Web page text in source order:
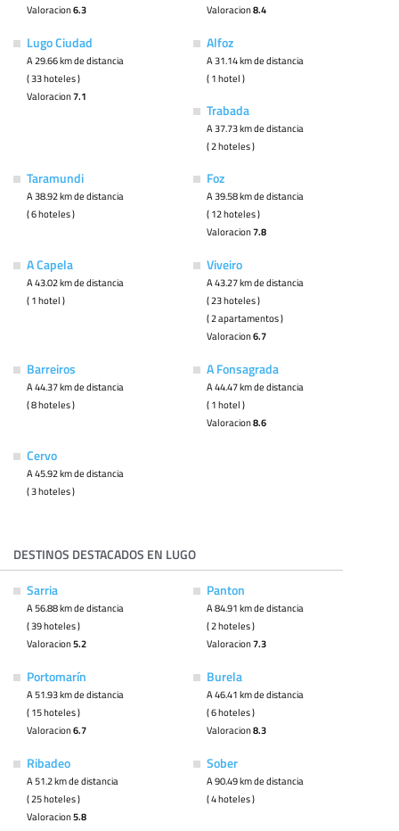
Valoracion6.3 Valoracion8.4
Lugo Ciudad
A 29.66 km de distancia
( 33 hoteles )
Valoracion7.1
Alfoz
A 31.14 km de distancia
( 1 hotel )
Trabada
A 37.73 km de distancia
( 2 hoteles )
Taramundi
A 38.92 km de distancia
( 6 hoteles )
Foz
A 39.58 km de distancia
( 12 hoteles )
Valoracion7.8
A Capela
A 43.02 km de distancia
( 1 hotel )
Viveiro
A 43.27 km de distancia
( 23 hoteles )
( 2 apartamentos )
Valoracion6.7
Barreiros
A 44.37 km de distancia
( 8 hoteles )
A Fonsagrada
A 44.47 km de distancia
( 1 hotel )
Valoracion8.6
Cervo
A 45.92 km de distancia
( 3 hoteles )
DESTINOS DESTACADOS EN LUGO
Sarria
A 56.88 km de distancia
( 39 hoteles )
Valoracion5.2
Panton
A 84.91 km de distancia
( 2 hoteles )
Valoracion7.3
Portomarín
A 51.93 km de distancia
( 15 hoteles )
Valoracion6.7
Burela
A 46.41 km de distancia
( 6 hoteles )
Valoracion8.3
Ribadeo
A 51.2 km de distancia
( 25 hoteles )
Valoracion5.8
Sober
A 90.49 km de distancia
( 4 hoteles )